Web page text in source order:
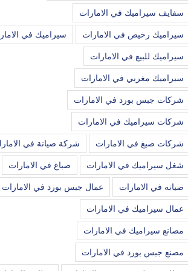
سفايف سيراميك في الامارات
سيراميك رخيص في الامارات سيراميك في
سيراميك للبيع في الامارات
سيراميك مغربي في الامارات
شركات جبس بورد في الامارات
شركات سيراميك في الامارات
شركات صبغ في الامارات شركة صيانة في
شغل سيراميك في الامارات صباغ في الامارات
صيانه في الامارات عمال جبس بورد في الامارات
عمال سيراميك في الامارات
مصانع سيراميك في الامارات
مصنع جبس بورد في الامارات